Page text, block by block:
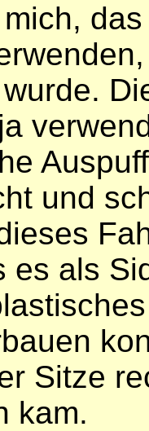
und
es als
Sitze
kam.